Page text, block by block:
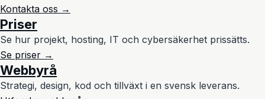
Kontakta oss →
Priser
Se hur projekt, hosting, IT och cybersäkerhet prissätts.
Se priser →
Webbyrå
Strategi, design, kod och tillväxt i en svensk leverans.